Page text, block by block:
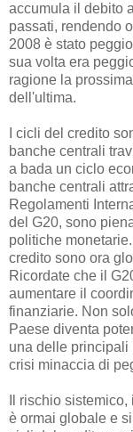
accumula il debito
passati, rendendo
2008 è stato
sua volta era
ragione la
dell'ultima.
I cicli del credito
banche centrali
a bada un ciclo
banche centrali
Regolamenti
del G20, sono
politiche
credito sono ora
Ricordate che il
aumentare il
finanziarie. Non
Paese diventa
una delle principali
crisi minaccia di
Il rischio
è ormai globale e